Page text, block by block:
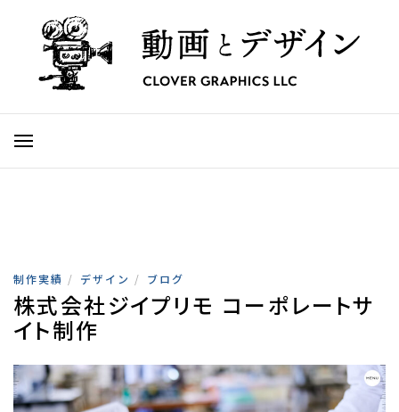
制作実績 / デザイン / ブログ
株式会社ジイプリモ コーポレートサ
イト制作